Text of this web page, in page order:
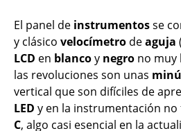
El panel de instrumentosse
y clásico velocímetro deaguja
LCD en blancoy negro no muy
las revoluciones son unas
vertical que son difíciles de
LED y en la instrumentación
C, algo casi esencial en la